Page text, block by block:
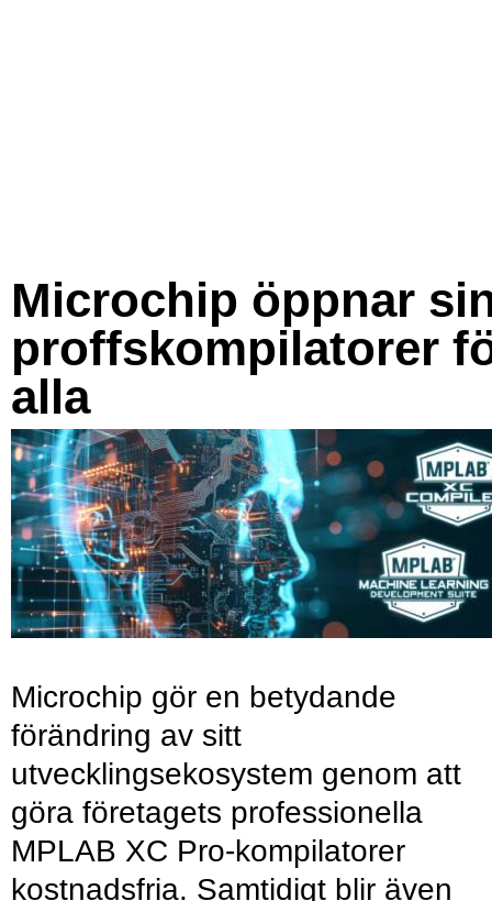
Microchip öppnar
proffskompilatorer
alla
Microchip gör en betydande
förändring av sitt
utvecklingsekosystem genom att
göra företagets professionella
MPLAB XC Pro-kompilatorer
kostnadsfria. Samtidigt blir även